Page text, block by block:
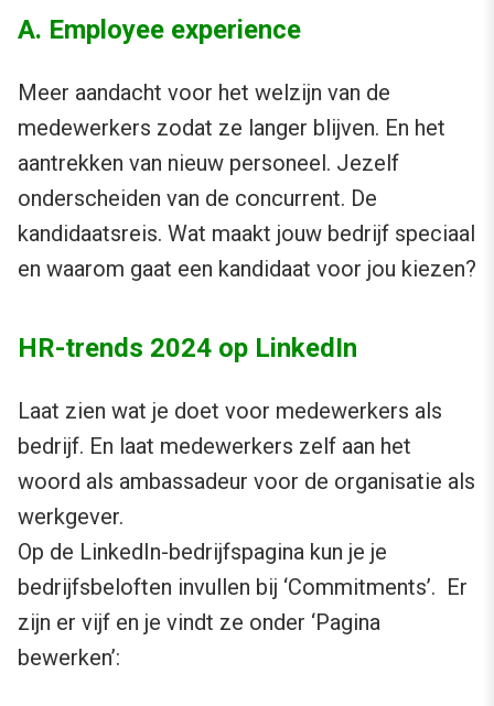
A. Employee experience
Meer aandacht voor het welzijn van de
medewerkers zodat ze langer blijven. En het
aantrekken van nieuw personeel. Jezelf
onderscheiden van de concurrent. De
kandidaatsreis. Wat maakt jouw bedrijf speciaal
en waarom gaat een kandidaat voor jou kiezen?
HR-trends 2024 op LinkedIn
Laat zien wat je doet voor medewerkers als
bedrijf. En laat medewerkers zelf aan het
woord als ambassadeur voor de organisatie als
werkgever.
Op de LinkedIn-bedrijfspagina kun je je
bedrijfsbeloften invullen bij ‘Commitments’. Er
zijn er vijf en je vindt ze onder ‘Pagina
bewerken’: